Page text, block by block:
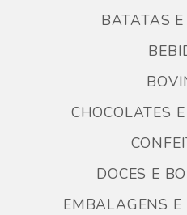
BATATAS
CHOCOLATES
DOCES E
EMBALAGENS E